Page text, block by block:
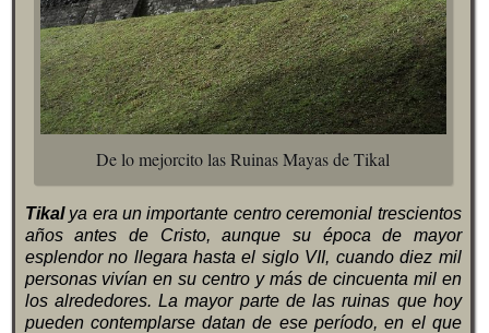
De lo mejorcito las Ruinas Mayas de Tikal
Tikal ya era un importante centro ceremonial trescientos
años antes de Cristo, aunque su época de mayor
esplendor no llegara hasta el siglo VII, cuando diez mil
personas vivían en su centro y más de cincuenta mil en
los alrededores. La mayor parte de las ruinas que hoy
pueden contemplarse datan de ese período, en el que